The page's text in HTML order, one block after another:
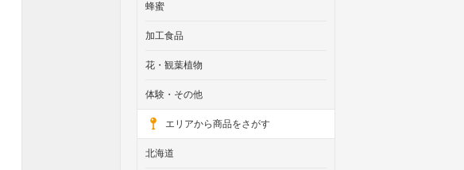
蜂蜜
加工食品
花・観葉植物
体験・その他
エリアから商品をさがす
北海道